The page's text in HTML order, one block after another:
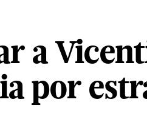
a
por